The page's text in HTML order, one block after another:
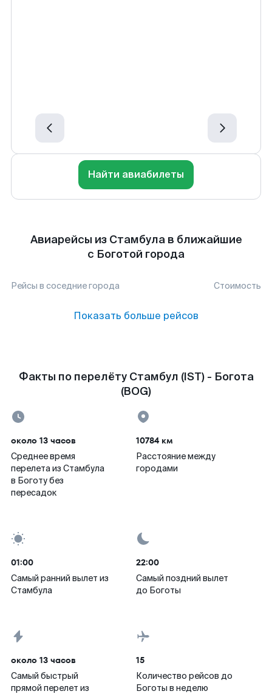
Найти авиабилеты
Авиарейсы из Стамбула в ближайшие
с Боготой города
Рейсы в соседние города Стоимость
Показать больше рейсов
Факты по перелёту Стамбул (IST) - Богота
(BOG)
около 13 часов
Среднее время
перелета из Стамбула
в Боготу без
пересадок
10784 км
Расстояние между
городами
01:00
Самый ранний вылет из
Стамбула
22:00
Самый поздний вылет
до Боготы
около 13 часов
Самый быстрый
прямой перелет из
15
Количество рейсов до
Боготы в неделю